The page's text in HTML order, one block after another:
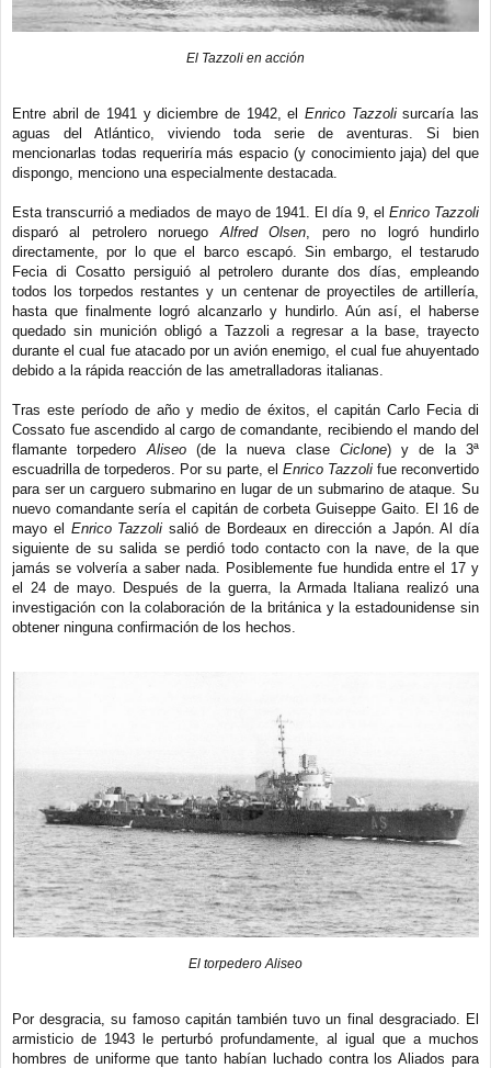
El Tazzoli en acción
Entre abril de 1941 y diciembre de 1942, el Enrico Tazzolisurcaría las
aguas del Atlántico, viviendo toda serie de aventuras. Si bien
mencionarlas todas requeriría más espacio (y conocimiento jaja) del que
dispongo, menciono una especialmente destacada.
Esta transcurrió a mediados de mayo de 1941. El día 9, el Enrico Tazzoli
disparó al petrolero noruegoAlfred Olsen, pero no logró hundirlo
directamente, por lo que el barco escapó. Sin embargo, el testarudo
Fecia di Cosatto persiguió al petrolero durante dos días, empleando
todos los torpedos restantes y un centenar de proyectiles de artillería,
hasta que finalmente logró alcanzarlo y hundirlo. Aún así, el haberse
quedado sin munición obligó a Tazzoli a regresar a la base, trayecto
durante el cual fue atacado por un avión enemigo, el cual fue ahuyentado
debido a la rápida reacción de las ametralladoras italianas.
Tras este período de año y medio de éxitos, el capitán Carlo Fecia di
Cossato fue ascendido al cargo de comandante, recibiendo el mando del
flamante torpederoAliseo(de la nueva clase Ciclone) y de la 3ª
escuadrilla de torpederos. Por su parte, el Enrico Tazzolifue reconvertido
para ser un carguero submarino en lugar de un submarino de ataque. Su
nuevo comandante sería el capitán de corbeta Guiseppe Gaito. El 16 de
mayo el Enrico Tazzoli salió de Bordeaux en dirección a Japón. Al día
siguiente de su salida se perdió todo contacto con la nave, de la que
jamás se volvería a saber nada. Posiblemente fue hundida entre el 17 y
el 24 de mayo. Después de la guerra, la Armada Italiana realizó una
investigación con la colaboración de la británica y la estadounidense sin
obtener ninguna confirmación de los hechos.
El torpedero Aliseo
Por desgracia, su famoso capitán también tuvo un final desgraciado. El
armisticio de 1943 le perturbó profundamente, al igual que a muchos
hombres de uniforme que tanto habían luchado contra los Aliados para